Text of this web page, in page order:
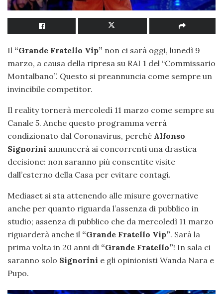
Il “Grande Fratello Vip” non ci sarà oggi, lunedì 9
marzo, a causa della ripresa su RAI 1 del “Commissario
Montalbano”. Questo si preannuncia come sempre un
invincibile competitor.
Il reality tornerà mercoledì 11 marzo come sempre su
Canale 5. Anche questo programma verrà
condizionato dal Coronavirus, perché Alfonso
Signorini annuncerà ai concorrenti una drastica
decisione: non saranno più consentite visite
dall’esterno della Casa per evitare contagi.
Mediaset si sta attenendo alle misure governative
anche per quanto riguarda l’assenza di pubblico in
studio; assenza di pubblico che da mercoledì 11 marzo
riguarderà anche il “Grande Fratello Vip”. Sarà la
prima volta in 20 anni di “Grande Fratello”! In sala ci
saranno solo Signorini e gli opinionisti Wanda Nara e
Pupo.